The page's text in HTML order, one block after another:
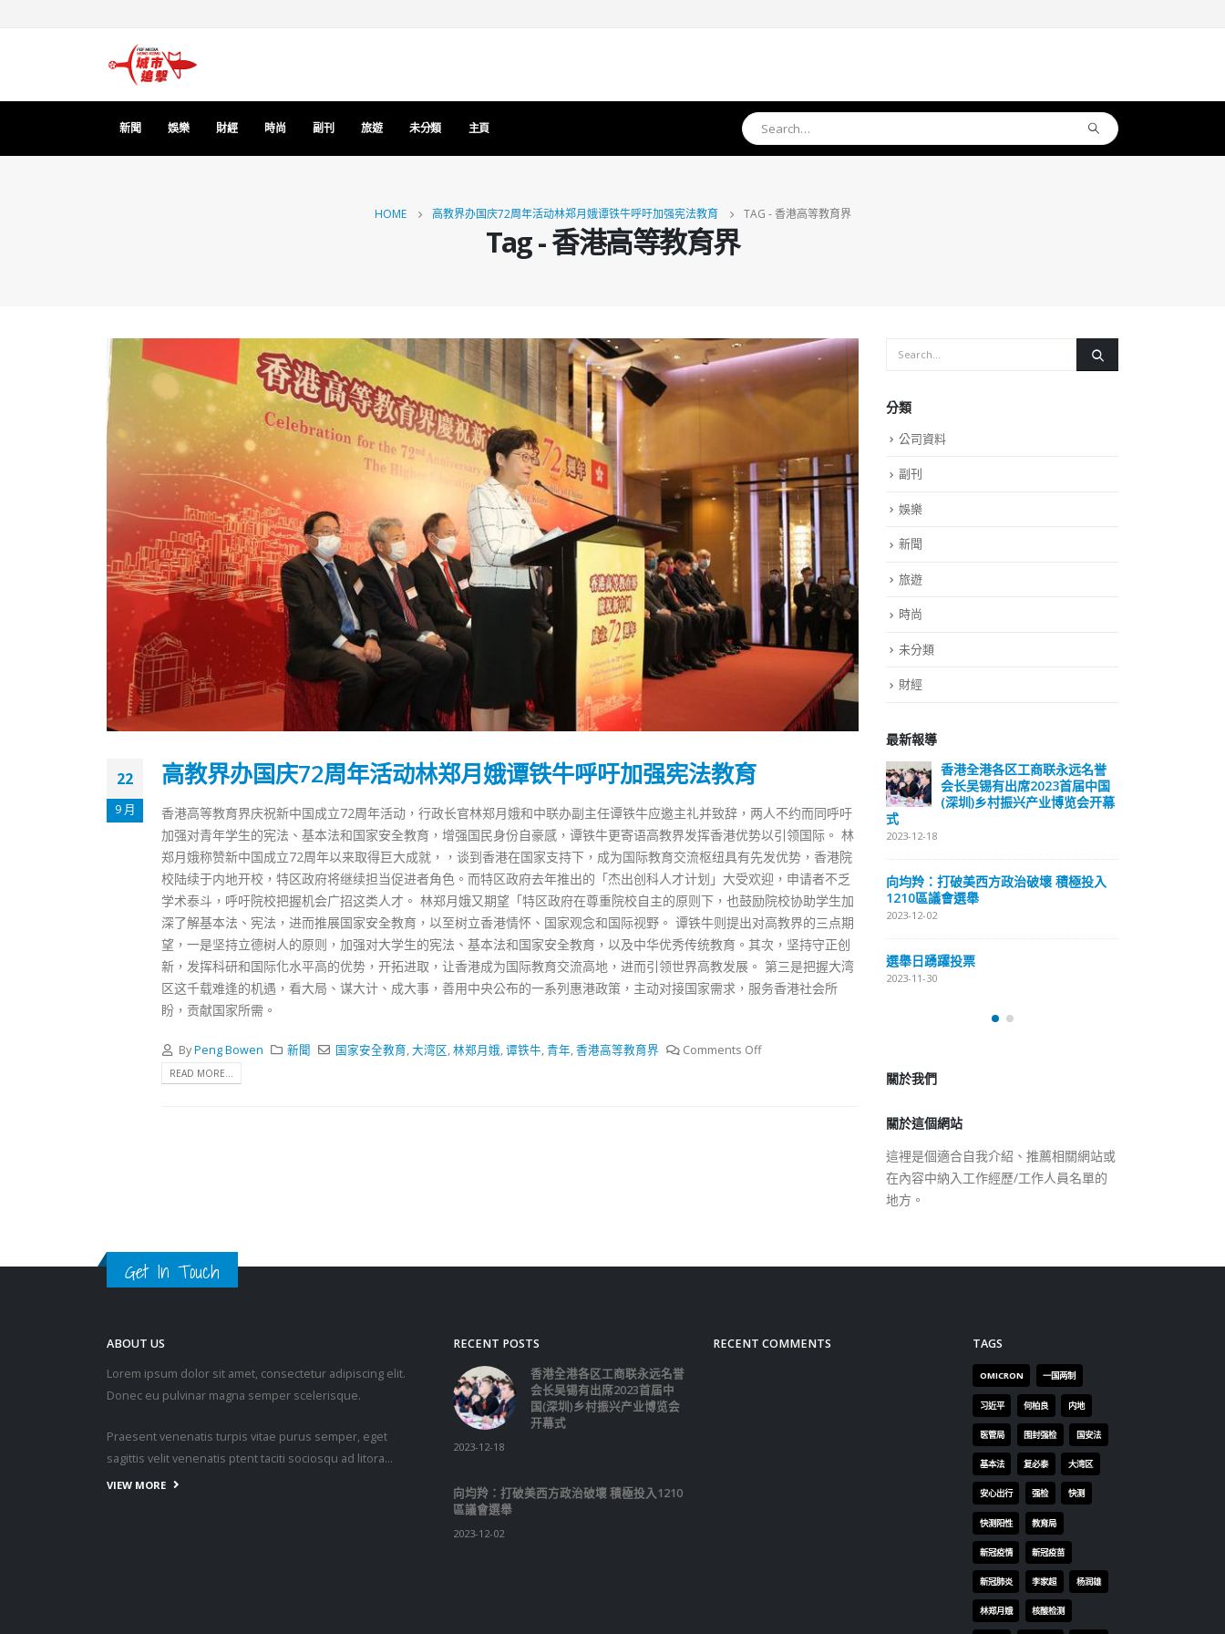
新聞 娛樂 財經 時尚 副刊 旅遊 未分類 主頁
HOME 高教界办国庆72周年活动林郑月娥谭铁牛呼吁加强宪法教育 TAG -香港高等教育界
Tag - 香港高等教育界
22
9 月
高教界办国庆72周年活动林郑月娥谭铁牛呼吁加强宪法教育
香港高等教育界庆祝新中国成立72周年活动，行政长官林郑月娥和中联办副主任谭铁牛应邀主礼并致辞，两人不约而同呼吁
加强对青年学生的宪法、基本法和国家安全教育，增强国民身份自豪感，谭铁牛更寄语高教界发挥香港优势以引领国际。 林
郑月娥称赞新中国成立72周年以来取得巨大成就，，谈到香港在国家支持下，成为国际教育交流枢纽具有先发优势，香港院
校陆续于内地开校，特区政府将继续担当促进者角色。而特区政府去年推出的「杰出创科人才计划」大受欢迎，申请者不乏
学术泰斗，呼吁院校把握机会广招这类人才。 林郑月娥又期望「特区政府在尊重院校自主的原则下，也鼓励院校协助学生加
深了解基本法、宪法，进而推展国家安全教育，以至树立香港情怀、国家观念和国际视野。 谭铁牛则提出对高教界的三点期
望，一是坚持立德树人的原则，加强对大学生的宪法、基本法和国家安全教育，以及中华优秀传统教育。其次，坚持守正创
新，发挥科研和国际化水平高的优势，开拓进取，让香港成为国际教育交流高地，进而引领世界高教发展。 第三是把握大湾
区这千载难逢的机遇，看大局、谋大计、成大事，善用中央公布的一系列惠港政策，主动对接国家需求，服务香港社会所
盼，贡献国家所需。
ByPeng Bowen 新聞 国家安全教育,大湾区,林郑月娥,谭铁牛,青年,香港高等教育界 Comments Off
READ MORE...
分類
公司資料
副刊
娛樂
新聞
旅遊
時尚
未分類
財經
最新報導
香港全港各区工商联永远名誉
会长吴锡有出席2023首届中国
式
2023-12-18
向均羚：打破美西方政治破壞 積極投入
1210區議會選舉
2023-12-02
選舉日踴躍投票
2023-11-30
選舉日踴躍投票 文: 朱家健
2023-11-30
抹黑候選人涉選舉舞弊 文: 朱家健
2023-11-30
香港公院探访明起无须预约一
图睇清最新安排
2023-01-31
香港全港各区工商联永远名誉
会长吴锡有出席2023首届中国
(深圳)乡村振兴产业博览会开幕
式
2023-12-18
向均羚：打破美西方政治破壞 積極投入
1210區議會選舉
2023-12-02
選舉日踴躍投票
2023-11-30
關於我們
關於這個網站
這裡是個適合自我介紹、推薦相關網站或
在內容中納入工作經歷/工作人員名單的
地方。
Get In Touch
ABOUT US
Lorem ipsum dolor sit amet, consectetur adipiscing elit.
Donec eu pulvinar magna semper scelerisque.
Praesent venenatis turpis vitae purus semper, eget
sagittis velit venenatis ptent taciti sociosqu ad litora…
VIEW MORE
RECENT POSTS
香港全港各区工商联永远名誉
会长吴锡有出席2023首届中
国(深圳)乡村振兴产业博览会
开幕式
2023-12-18
向均羚：打破美西方政治破壞 積極投入1210
區議會選舉
2023-12-02
RECENT COMMENTS TAGS
OMICRON 一国两制
习近平 何柏良 内地
医管局 围封强检 国安法
基本法 复必泰 大湾区
安心出行 强检 快测
快测阳性 教育局
新冠疫情 新冠疫苗
新冠肺炎 李家超 杨润雄
林郑月娥 核酸检测